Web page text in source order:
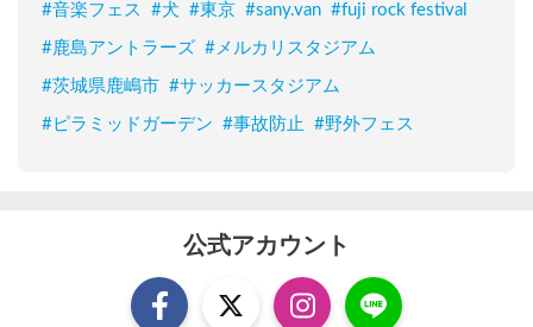
#音楽フェス #犬 #東京 #sany.van #fuji rock festival
#鹿島アントラーズ #メルカリスタジアム
#茨城県鹿嶋市 #サッカースタジアム
#ピラミッドガーデン #事故防止 #野外フェス
公式アカウント